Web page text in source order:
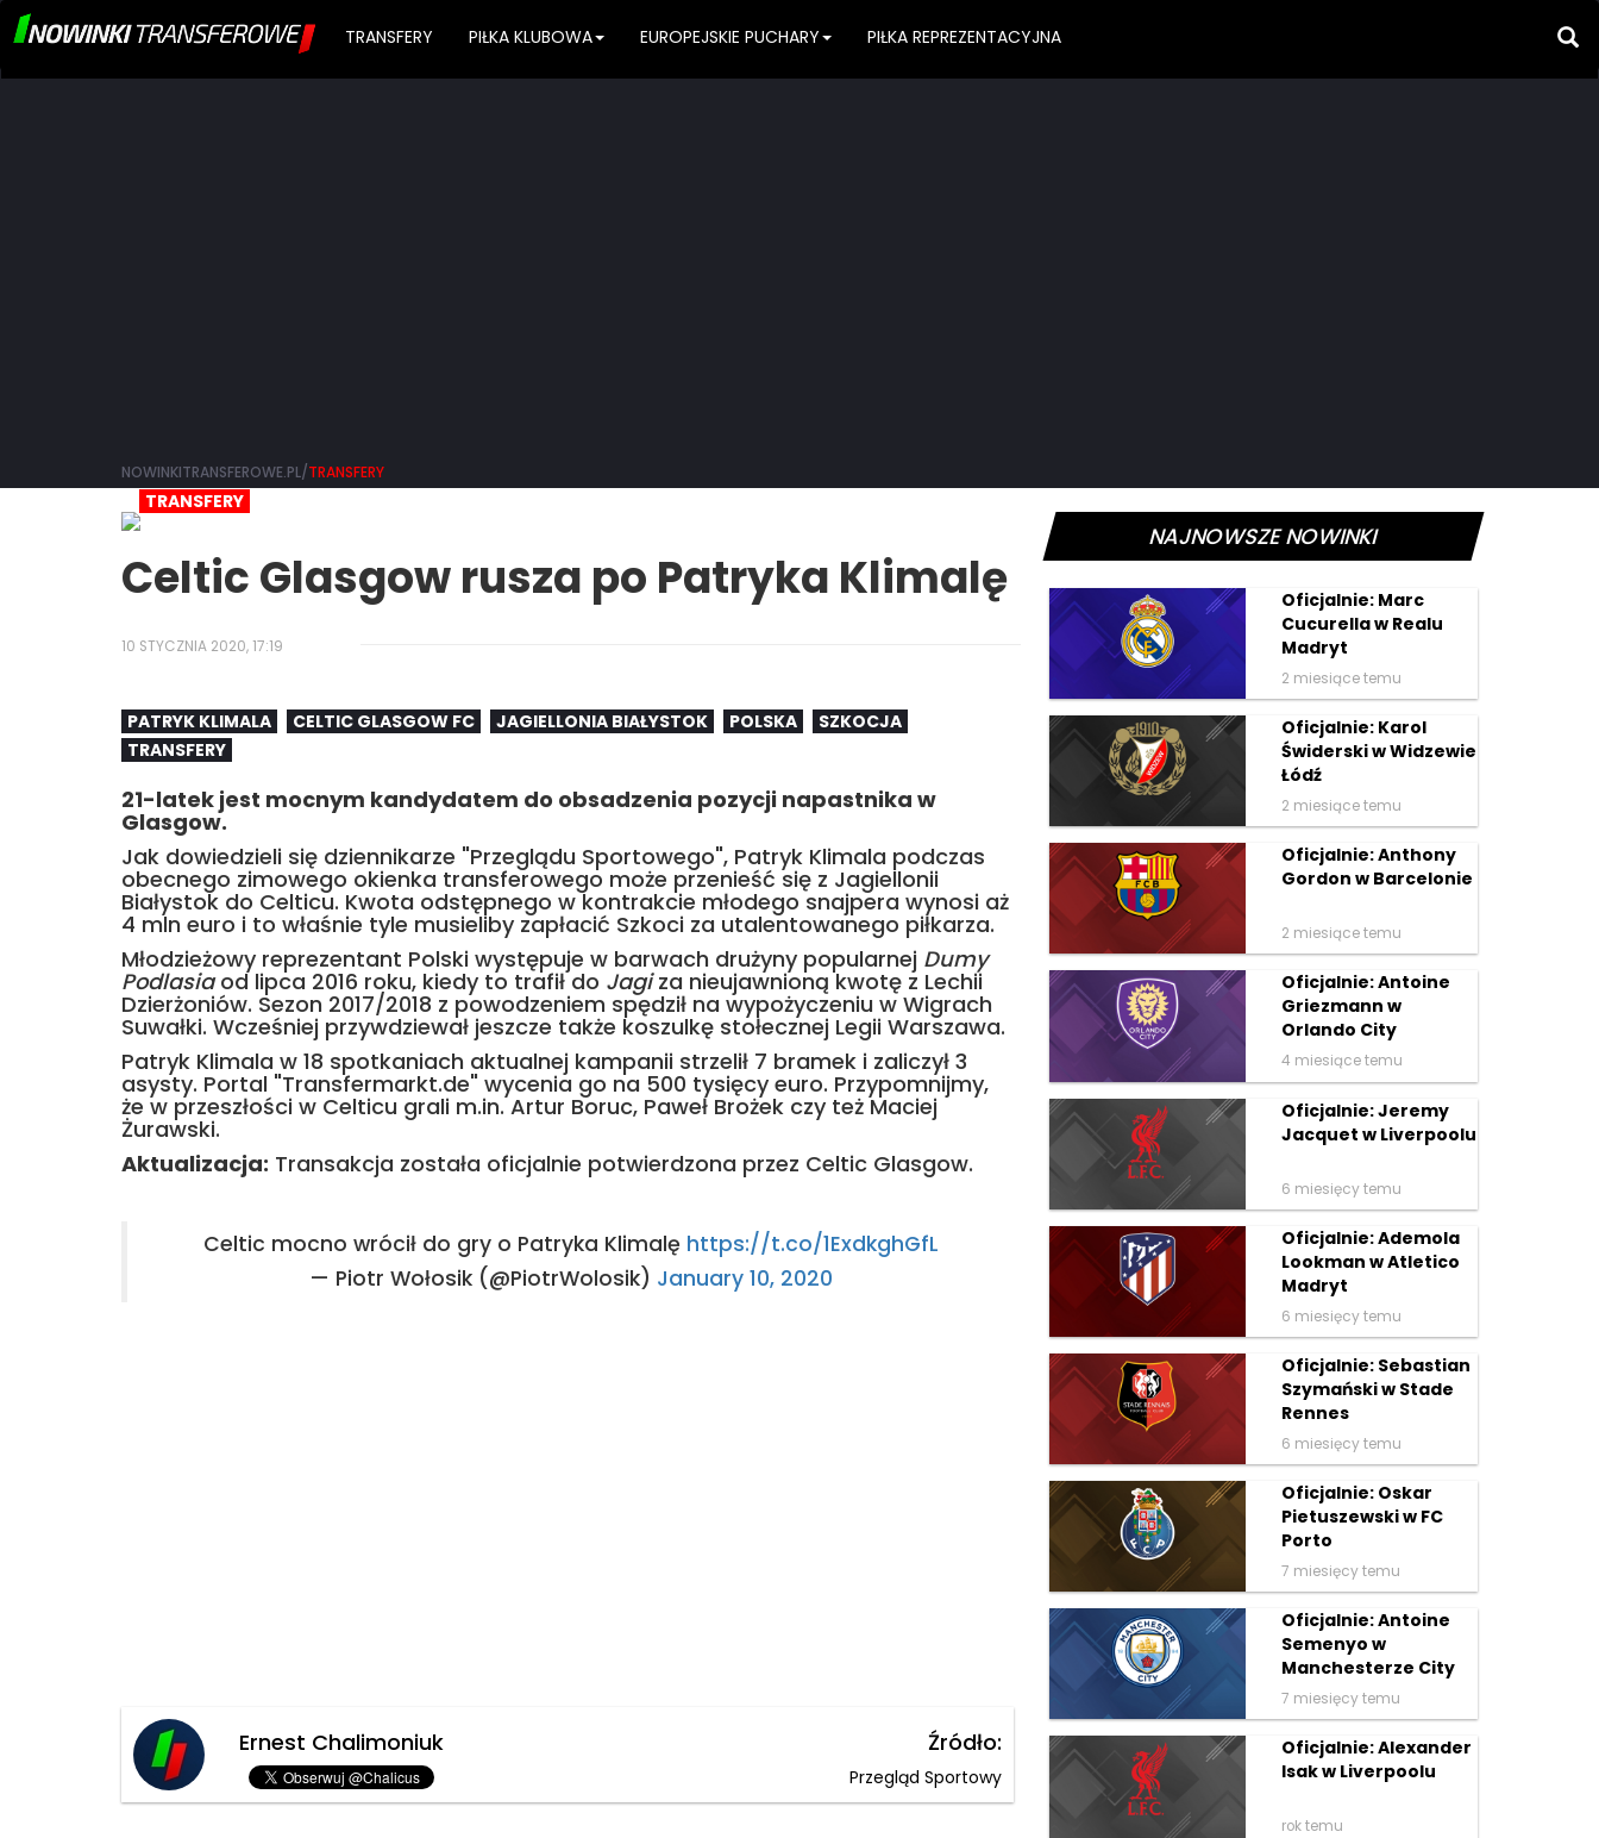
TRANSFERY PIŁKA KLUBOWA EUROPEJSKIE PUCHARY PIŁKA REPREZENTACYJNA
NOWINKITRANSFEROWE.PL/TRANSFERY
TRANSFERY
Celtic Glasgow rusza po Patryka Klimalę
10 STYCZNIA 2020, 17:19
PATRYK KLIMALA CELTIC GLASGOW FC JAGIELLONIA BIAŁYSTOK POLSKA
SZKOCJA
TRANSFERY
21-latek jest mocnym kandydatem do obsadzenia pozycji napastnika w
Glasgow.
Jak dowiedzieli się dziennikarze "Przeglądu Sportowego", Patryk Klimala podczas
obecnego zimowego okienka transferowego może przenieść się z Jagiellonii
Białystok do Celticu. Kwota odstępnego w kontrakcie młodego snajpera wynosi aż
4 mln euro i to właśnie tyle musieliby zapłacić Szkoci za utalentowanego piłkarza.
Młodzieżowy reprezentant Polski występuje w barwach drużyny popularnej Dumy
Podlasiaod lipca 2016 roku, kiedy to trafił do Jagiza nieujawnioną kwotę z Lechii
Dzierżoniów. Sezon 2017/2018 z powodzeniem spędził na wypożyczeniu w Wigrach
Suwałki. Wcześniej przywdziewał jeszcze także koszulkę stołecznej Legii Warszawa.
Patryk Klimala w 18 spotkaniach aktualnej kampanii strzelił 7 bramek i zaliczył 3
asysty. Portal "Transfermarkt.de" wycenia go na 500 tysięcy euro. Przypomnijmy,
że w przeszłości w Celticu grali m.in. Artur Boruc, Paweł Brożek czy też Maciej
Żurawski.
Aktualizacja: Transakcja została oficjalnie potwierdzona przez Celtic Glasgow.
Celtic mocno wrócił do gry o Patryka Klimalę https://t.co/1ExdkghGfL
— Piotr Wołosik (@PiotrWolosik) January 10, 2020
Ernest Chalimoniuk Źródło:
Przegląd Sportowy
NAJNOWSZE NOWINKI
Oficjalnie: Marc
Cucurella w Realu
Madryt
2 miesiące temu
Oficjalnie: Karol
Świderski w Widzewie
Łódź
2 miesiące temu
Oficjalnie: Anthony
Gordon w Barcelonie
2 miesiące temu
Oficjalnie: Antoine
Griezmann w
Orlando City
4 miesiące temu
Oficjalnie: Jeremy
Jacquet w Liverpoolu
6 miesięcy temu
Oficjalnie: Ademola
Lookman w Atletico
Madryt
6 miesięcy temu
Oficjalnie: Sebastian
Szymański w Stade
Rennes
6 miesięcy temu
Oficjalnie: Oskar
Pietuszewski w FC
Porto
7 miesięcy temu
Oficjalnie: Antoine
Semenyo w
Manchesterze City
7 miesięcy temu
Oficjalnie: Alexander
Isak w Liverpoolu
rok temu